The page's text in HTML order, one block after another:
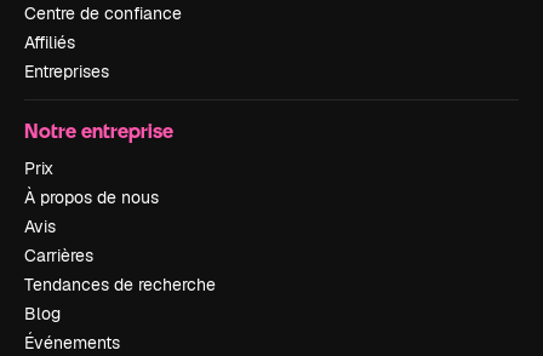
Centre de confiance
Affiliés
Entreprises
Notre entreprise
Prix
À propos de nous
Avis
Carrières
Tendances de recherche
Blog
Événements